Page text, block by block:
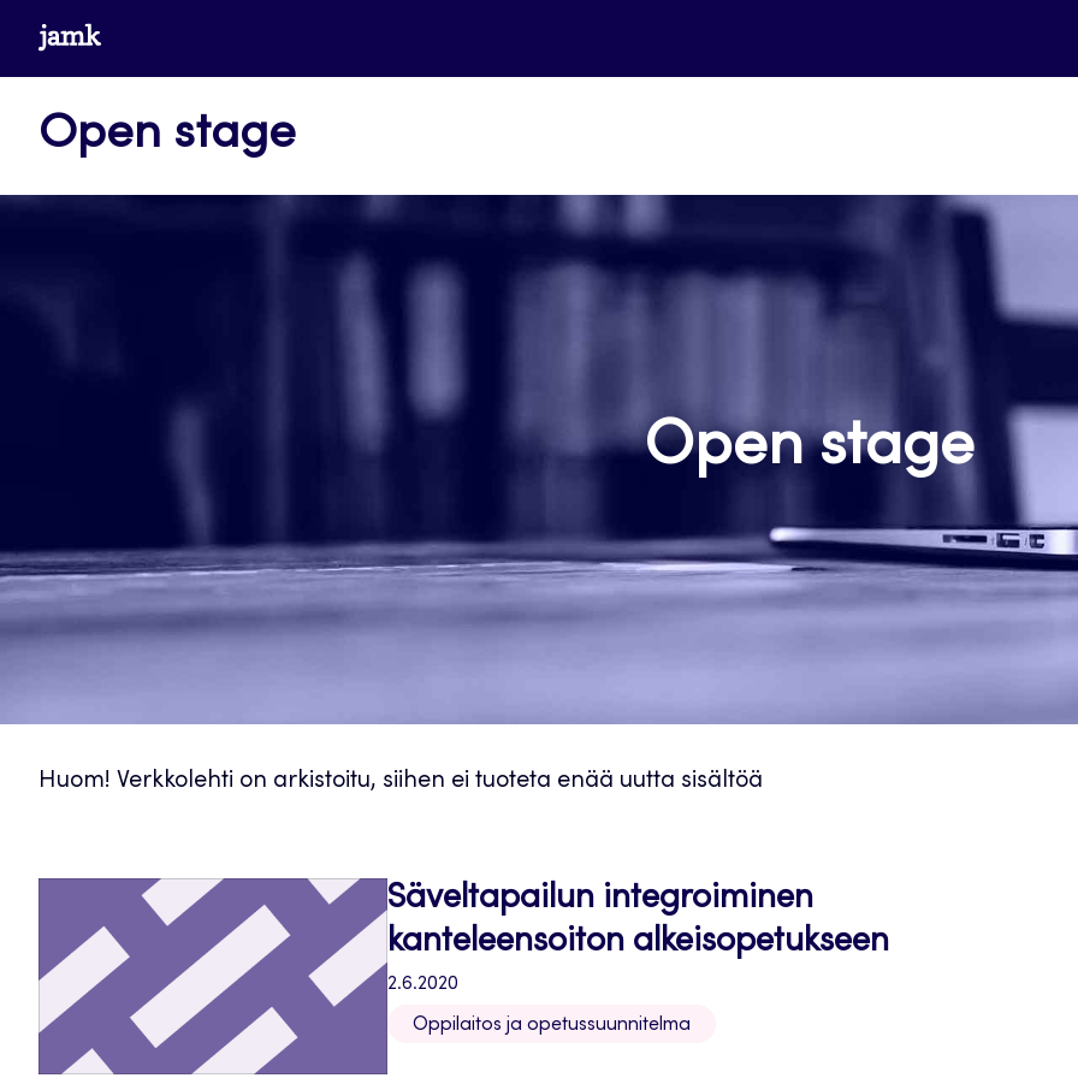
Siirrywww.jamk.fi
Open stage
Open stage
Huom! Verkkolehti on arkistoitu, siihen ei tuoteta enää uutta sisältöä
Säveltapailun integroiminen
kanteleensoiton alkeisopetukseen
2.6.2020
Oppilaitos ja opetussuunnitelma